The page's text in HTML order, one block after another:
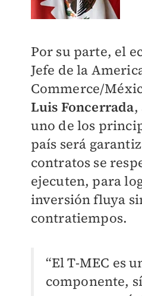
Por su parte, el
Jefe de la
Commerce/
Luis Foncerrada,
uno de los
país será
contratos se
ejecuten, para
inversión fluya
contratiempos.
“El T-MEC es
componente,